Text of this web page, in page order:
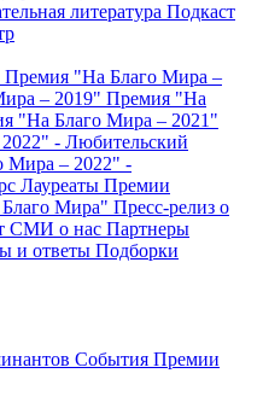
литература Подкаст
Премия "На Благо Мира –
– 2019" Премия "На
"На Благо Мира – 2021"
- Любительский
Мира – 2022" -
Лауреаты Премии
Мира" Пресс-релиз о
СМИ о нас Партнеры
и ответы Подборки
События Премии